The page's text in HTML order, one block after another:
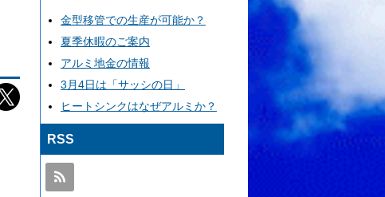
金型移管での生産が可能か？
夏季休暇のご案内
アルミ地金の情報
3月4日は「サッシの日」
ヒートシンクはなぜアルミか？
RSS